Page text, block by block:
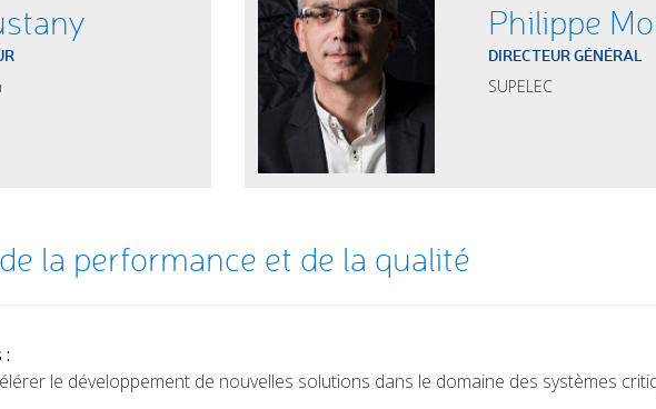
Philippe
DIRECTEUR GÉNÉRAL
SUPELEC
la performance et de la qualité
le développement de nouvelles solutions dans le domaine des systèmes